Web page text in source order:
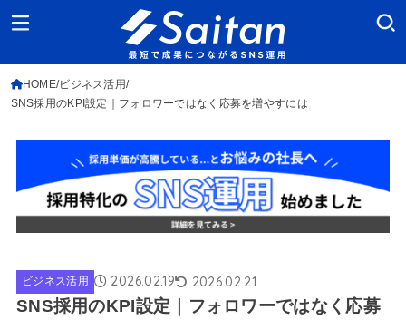
HOME ビジネス活用
SNS採用のKPI設定｜フォロワーではなく応募を増やすには
ビジネス活用 2026.02.19 2026.02.21
SNS採用のKPI設定｜フォロワーではなく応募